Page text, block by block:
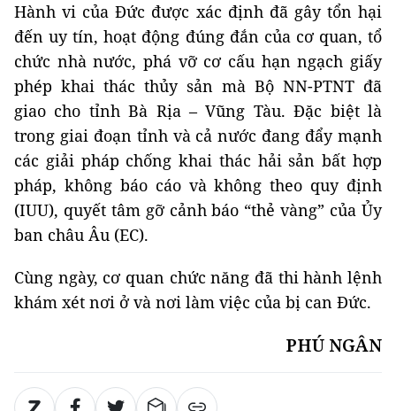
​​Hành vi của Đức được xác định đã gây tổn hại
đến uy tín, hoạt động đúng đắn của cơ quan, tổ
chức nhà nước, phá vỡ cơ cấu hạn ngạch giấy
phép khai thác thủy sản mà Bộ NN-PTNT đã
giao cho tỉnh Bà Rịa – Vũng Tàu. Đặc biệt là
trong giai đoạn tỉnh và cả nước đang đẩy mạnh
các giải pháp chống khai thác hải sản bất hợp
pháp, không báo cáo và không theo quy định
(IUU), quyết tâm gỡ cảnh báo “thẻ vàng” của Ủy
ban châu Âu (EC).
Cùng ngày, cơ quan chức năng đã thi hành lệnh
khám xét nơi ở và nơi làm việc của bị can Đức.
PHÚ NGÂN